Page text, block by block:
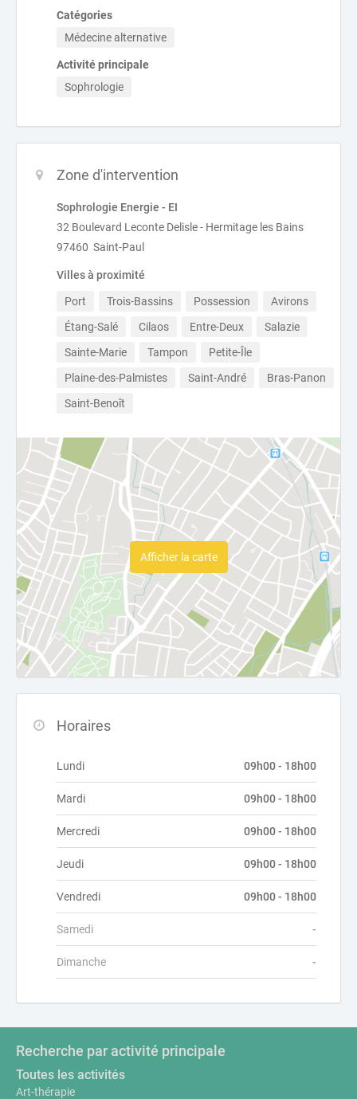
Catégories
Médecine alternative
Activité principale
Sophrologie
Zone d'intervention
Sophrologie Energie - EI
32 Boulevard Leconte Delisle - Hermitage les Bains
97460 Saint-Paul
Villes à proximité
Port Trois-Bassins Possession
Avirons
Étang-Salé
Cilaos Entre-Deux
Salazie
Sainte-Marie
Tampon
Petite-Île
Plaine-des-Palmistes
Saint-André
Bras-Panon
Saint-Benoît
Afficher la carte
Horaires
Lundi 09h00 - 18h00
Mardi 09h00 - 18h00
Mercredi 09h00 - 18h00
Jeudi 09h00 - 18h00
Vendredi 09h00 - 18h00
Samedi -
Dimanche -
Recherche par activité principale
Toutes les activités
Art-thérapie